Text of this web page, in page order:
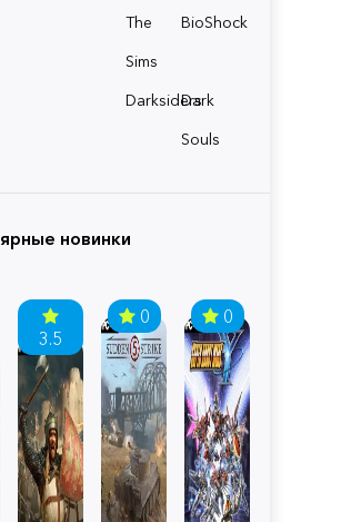
The
Sims
BioShock
Darksiders
Dark
Souls
новинки
3.5
0 0